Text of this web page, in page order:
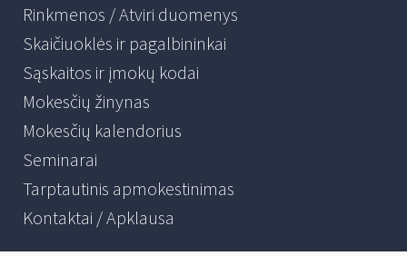
Rinkmenos / Atviri duomenys
Skaičiuoklės ir pagalbininkai
Sąskaitos ir įmokų kodai
Mokesčių žinynas
Mokesčių kalendorius
Seminarai
Tarptautinis apmokestinimas
Kontaktai / Apklausa